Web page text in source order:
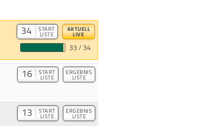
34 START
LISTE
AKTUELL
LIVE
33 / 34
16 START
LISTE
ERGEBNIS
LISTE
13 START
LISTE
ERGEBNIS
LISTE